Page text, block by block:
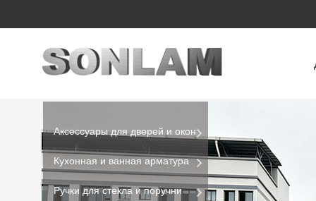
Аксессуары для дверей и окон
Кухонная и ванная арматура
Ручки для стекла и поручни